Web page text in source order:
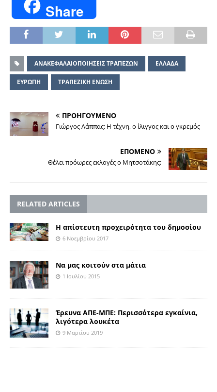
Share
ΑΝΑΚΕΦΑΛΑΙΟΠΟΙΗΣΕΙΣ ΤΡΑΠΕΖΩΝ ΕΛΛΑΔΑ
ΕΥΡΩΠΗ ΤΡΑΠΕΖΙΚΗ ΕΝΩΣΗ
ΠΡΟΗΓΟΥΜΕΝΟ
Γιώργος Λάππας: Η τέχνη, ο ίλιγγος και ο γκρεμός
ΕΠΟΜΕΝΟ
Θέλει πρόωρες εκλογές ο Μητσοτάκης;
RELATED ARTICLES
Η απίστευτη προχειρότητα του δημοσίου
6 Νοεμβρίου 2017
Nα μας κοιτούν στα μάτια
1 Ιουλίου 2015
Έρευνα ΑΠΕ-ΜΠΕ: Περισσότερα εγκαίνια,
λιγότερα λουκέτα
9 Μαρτίου 2019